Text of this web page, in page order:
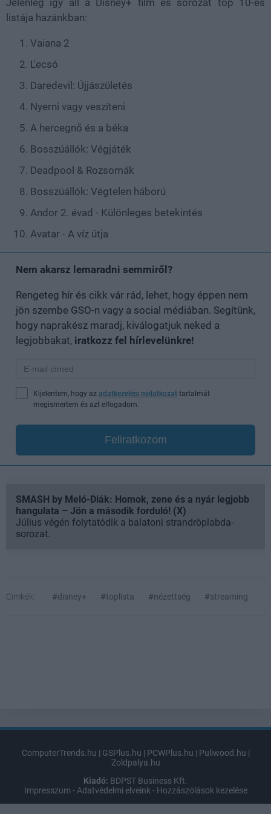
listája hazánkban:
Vaiana 2
L'ecsó
Daredevil: Újjászületés
Nyerni vagy veszíteni
A hercegnő és a béka
Bosszúállók: Végjáték
Deadpool & Rozsomák
Bosszúállók: Végtelen háború
Andor 2. évad - Különleges betekintés
Avatar - A víz útja
Nem akarsz lemaradni semmiről?
Rengeteg hír és cikk vár rád, lehet, hogy éppen nem
jön szembe GSO-n vagy a social médiában. Segítünk,
hogy naprakész maradj, kiválogatjuk neked a
legjobbakat, iratkozz fel hírlevelünkre!
Kijelentem, hogy az adatkezelési nyilatkozat tartalmát
megismertem és azt elfogadom.
Feliratkozom
SMASH by Meló-Diák: Homok, zene és a nyár legjobb
hangulata – Jön a második forduló! (X)
Július végén folytatódik a balatoni strandröplabda-
sorozat.
Címkék: #disney+ #toplista #nézettség #streaming
ComputerTrends.hu | GSPlus.hu | PCWPlus.hu | Puliwood.hu |
Zoldpalya.hu
Kiadó: BDPST Business Kft.
Impresszum - Adatvédelmi elveink - Hozzászólások kezelése